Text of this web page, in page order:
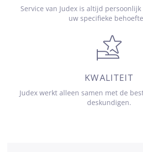
Service van Judex is altijd
uw specifieke
KWALITEIT
Judex werkt alleen samen met de
deskundigen.